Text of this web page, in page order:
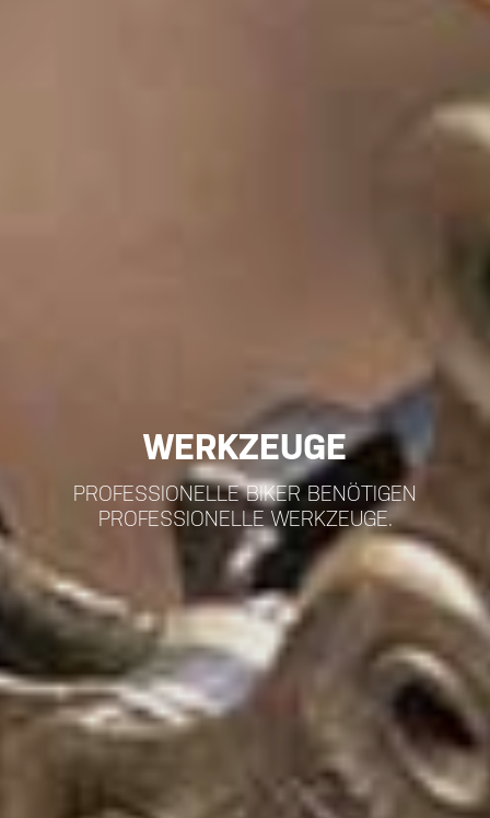
WERKZEUGE
PROFESSIONELLE BIKER BENÖTIGEN
PROFESSIONELLE WERKZEUGE.